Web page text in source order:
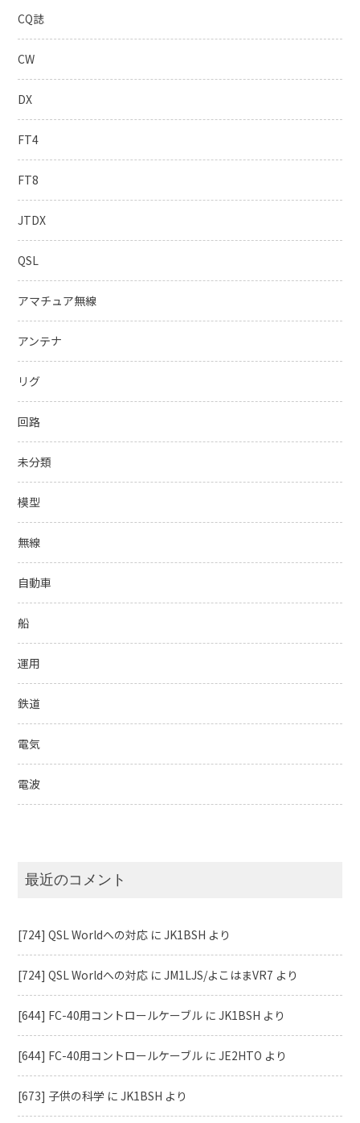
CQ誌
CW
DX
FT4
FT8
JTDX
QSL
アマチュア無線
アンテナ
リグ
回路
未分類
模型
無線
自動車
船
運用
鉄道
電気
電波
最近のコメント
[724] QSL Worldへの対応 にJK1BSH より
[724] QSL Worldへの対応 にJM1LJS/よこはまVR7 より
[644] FC-40用コントロールケーブル にJK1BSH より
[644] FC-40用コントロールケーブル にJE2HTO より
[673] 子供の科学 にJK1BSH より